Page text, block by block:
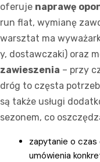
oferuje naprawę
run flat, wymianę
warsztat ma
y, dostawczaki) oraz
zawieszenia – przy
dróg to częsta
są także usługi
sezonem, co
zapytanie o czas
umówienia